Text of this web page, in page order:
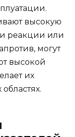
высокую
реакции или
могут
высокой
их